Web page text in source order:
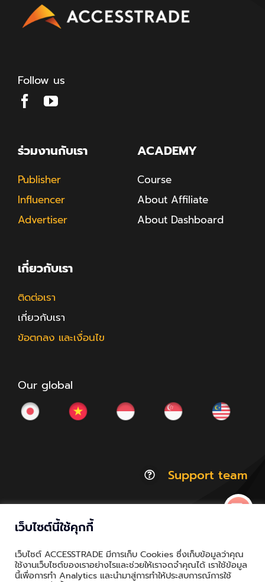
Follow us
ร่วมงานกับเรา
Publisher
Influencer
Advertiser
ACADEMY
Course
About Affiliate
About Dashboard
เกี่ยวกับเรา
ติดต่อเรา
เกี่ยวกับเรา
ข้อตกลง และเงื่อนไข
Our global
Support team
Thailand.a | All Rights Reserved
เว็บไซต์นี้ใช้คุกกี้
เว็บไซต์ ACCESSTRADE มีการเก็บ Cookies ซึ่งเก็บข้อมูลว่าคุณ
ใช้งานเว็บไซต์ของเราอย่างไรและช่วยให้เราจดจำคุณได้ เราใช้ข้อมูล
นี้เพื่อการทำ Analytics และนำมาสู่การทำให้ประสบการณ์การใช้